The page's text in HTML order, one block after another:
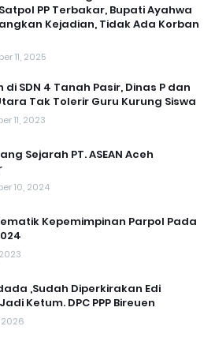
PP Terbakar, Bupati Ayahwa
Kejadian, Tidak Ada Korban
11, 2025
di SDN 4 Tanah Pasir, Dinas P dan
Tak Tolerir Guru Kurung Siswa
11, 2023
Sejarah PT. ASEAN Aceh
10, 2024
Kepemimpinan Parpol Pada
,Sudah Diperkirakan Edi
Ketum. DPC PPP Bireuen
2026